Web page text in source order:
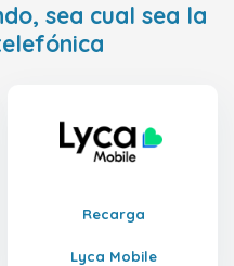
sea cual sea la
Recarga
Lyca Mobile